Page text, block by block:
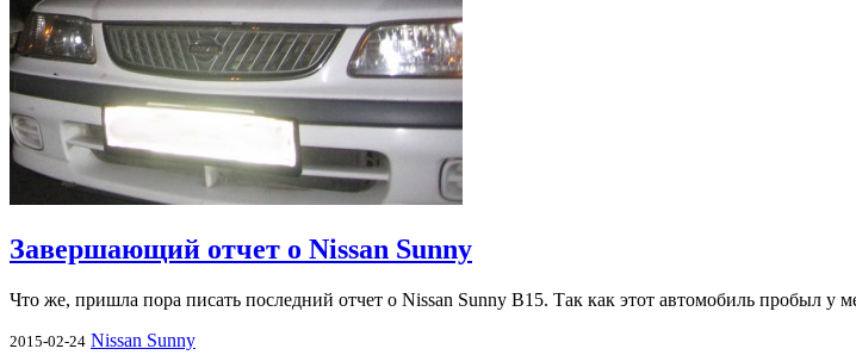
Завершающий отчет о Nissan Sunny
Что же, пришла пора писать последний отчет о Nissan Sunny B15. Так как этот автомобиль пробыл у
2015-02-24 Nissan Sunny